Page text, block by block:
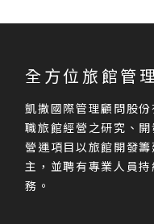
全方位旅館管
凱撒國際管理顧問股
職旅館經營之研究、
營運項目以旅館開發
主，並聘有專業人員
務。